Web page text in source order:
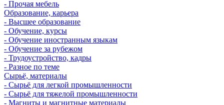
- Прочая мебель
Образование, карьера
- Высшее образование
- Обучение, курсы
- Обучение иностранным языкам
- Обучение за рубежом
- Трудоустройство, кадры
- Разное по теме
Сырьё, материалы
- Сырьё для легкой промышленности
- Сырьё для тяжелой промышленности
- Магниты и магнитные материалы